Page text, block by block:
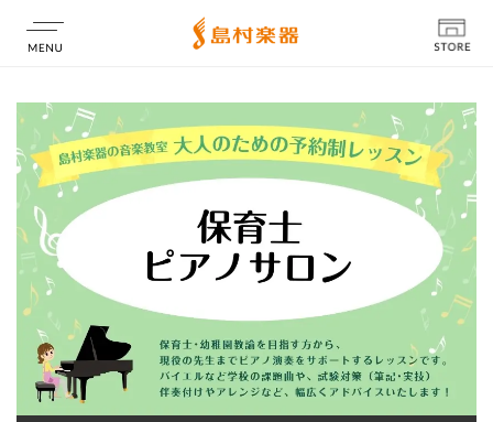
店舗情報